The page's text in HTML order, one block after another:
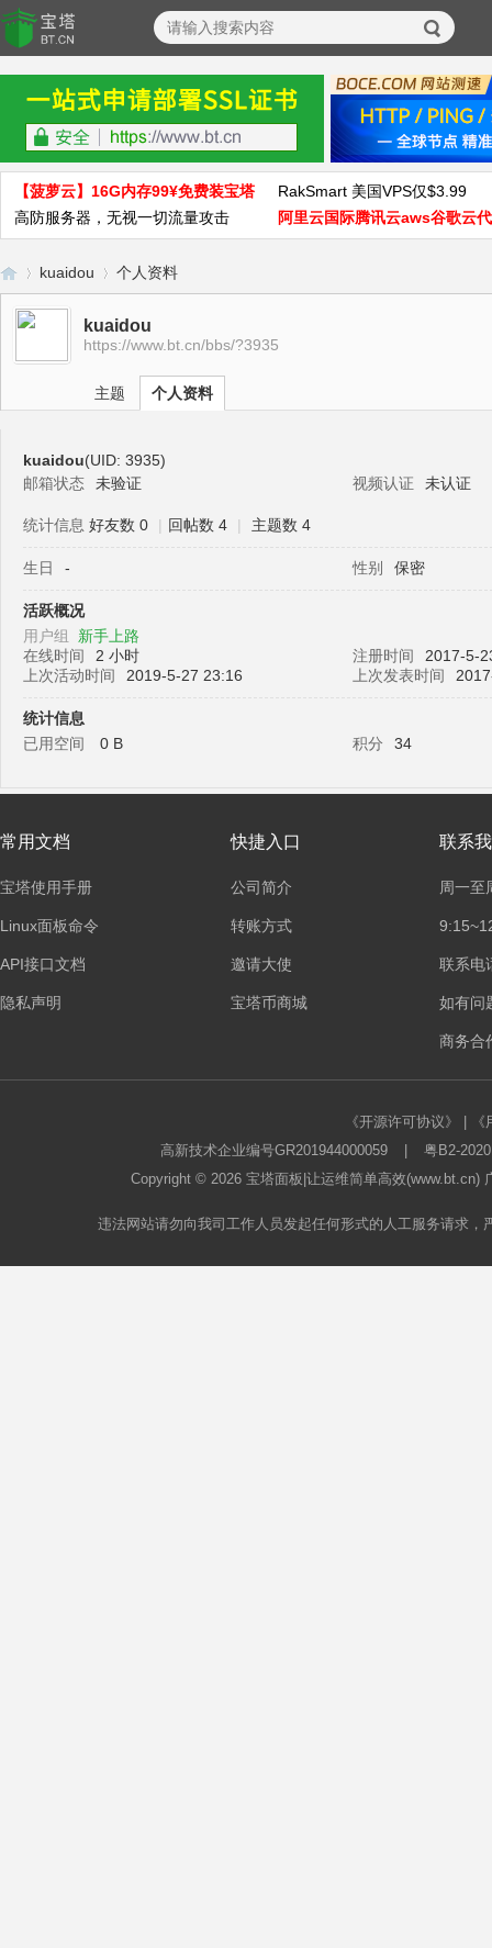
【菠萝云】16G内存99¥免费装宝塔
RakSmart 美国VPS仅$3.99
高防服务器，无视一切流量攻击
阿里云国际腾讯云aws谷歌云
宝›
kuaidou 个人资料
kuaidou
https://www.bt.cn/bbs/?3935
主题 个人资料
kuaidou(UID: 3935)
邮箱状态
未验证 视频认证 未认证
统计信息 好友数 0 | 回帖数 4 | 主题数 4
生日 - 性别 保密
活跃概况
用户组 新手上路
在线时间
2 小时 注册时间
2017-5-
上次活动时间
2019-5-27 23:16 上次发表时间
统计信息
已用空间
0 B 积分 34
常用文档
宝塔使用手册
Linux面板命令
API接口文档
隐私声明
快捷入口
公司简介
转账方式
邀请大使
宝塔币商城
联系
周一至
联系电
如有问
商务合
《开源许可协议》
高新技术企业编号GR201944000059
粤B2-
Copyright © 2026 宝塔面板 |让运维简单高效
违法网站请勿向我司工作人员发起任何形式的人工服务请求，